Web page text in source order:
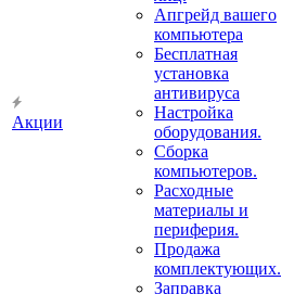
Акции
Апгрейд вашего
компьютера
Бесплатная
установка
антивируса
Настройка
оборудования.
Сборка
компьютеров.
Расходные
материалы и
периферия.
Продажа
комплектующих.
Заправка